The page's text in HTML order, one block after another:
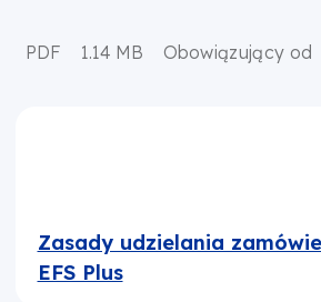
PDF 1.14 MB Obowiązujący od
Zasady udzielania
EFS Plus